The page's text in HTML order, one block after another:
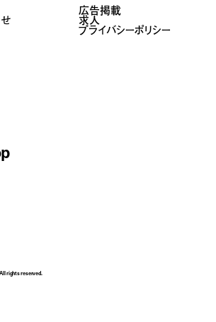
広告掲載
求人
プライバシーポリシー
rights reserved.